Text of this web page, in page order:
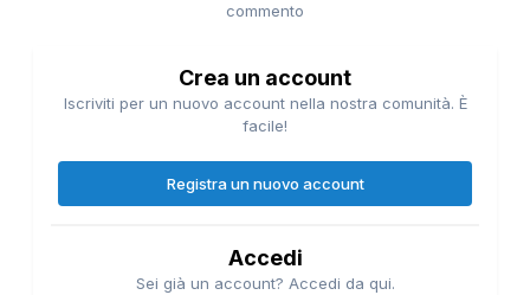
commento
Crea un account
Iscriviti per un nuovo account nella nostra comunità. È
facile!
Registra un nuovo account
Accedi
Sei già un account? Accedi da qui.